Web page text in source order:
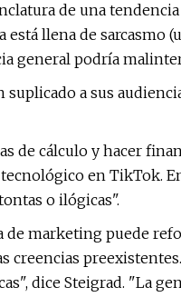
de una
llena de sarcasmo
general podría
a sus
de cálculo y hacer
en TikTok.
o ilógicas".
marketing puede
creencias
dice Steigrad. "La